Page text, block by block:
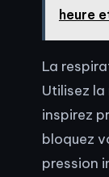
heure
La
Utilisez la
inspirez
bloquez
pression